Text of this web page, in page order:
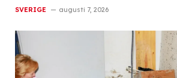
SVERIGE augusti 7, 2026